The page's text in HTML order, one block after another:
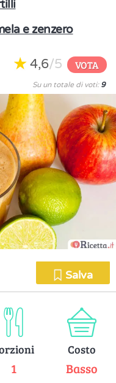
e zenzero
4,6/5 VOTA
Su un totale di voti: 9
Salva
1
Costo
Basso